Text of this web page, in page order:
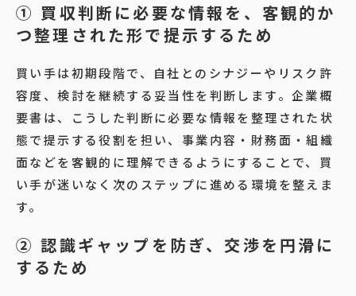
① 買収判断に必要な情報を、客観的か
つ整理された形で提示するため
買い手は初期段階で、自社とのシナジーやリスク許
容度、検討を継続する妥当性を判断します。企業概
要書は、こうした判断に必要な情報を整理された状
態で提示する役割を担い、事業内容・財務面・組織
面などを客観的に理解できるようにすることで、買
い手が迷いなく次のステップに進める環境を整えま
す。
② 認識ギャップを防ぎ、交渉を円滑に
するため